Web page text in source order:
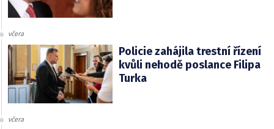
včera
Policie zahájila trestní řízení
kvůli nehodě poslance Filipa
Turka
včera